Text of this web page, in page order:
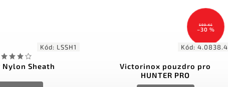
Kód: LSSH1
Nylon Sheath
599 Kč
–30 %
Kód: 4.0838.4
Victorinox pouzdro pro
HUNTER PRO